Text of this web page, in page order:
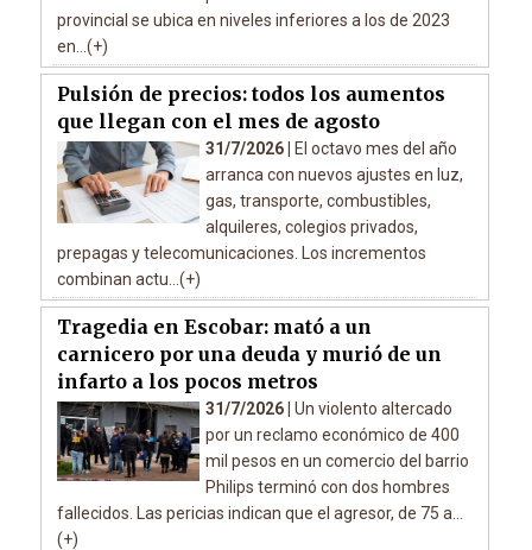
provincial se ubica en niveles inferiores a los de 2023
en...(+)
Pulsión de precios: todos los aumentos
que llegan con el mes de agosto
31/7/2026 |
El octavo mes del año
arranca con nuevos ajustes en luz,
gas, transporte, combustibles,
alquileres, colegios privados,
prepagas y telecomunicaciones. Los incrementos
combinan actu...(+)
Tragedia en Escobar: mató a un
carnicero por una deuda y murió de un
infarto a los pocos metros
31/7/2026 | Un violento altercado
por un reclamo económico de 400
mil pesos en un comercio del barrio
Philips terminó con dos hombres
fallecidos. Las pericias indican que el agresor, de 75 a...
(+)